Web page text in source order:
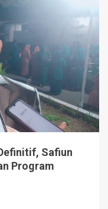
Safiun
Program